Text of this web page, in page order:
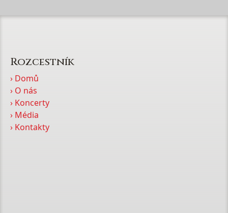
Rozcestník
› Domů
› O nás
› Koncerty
› Média
› Kontakty